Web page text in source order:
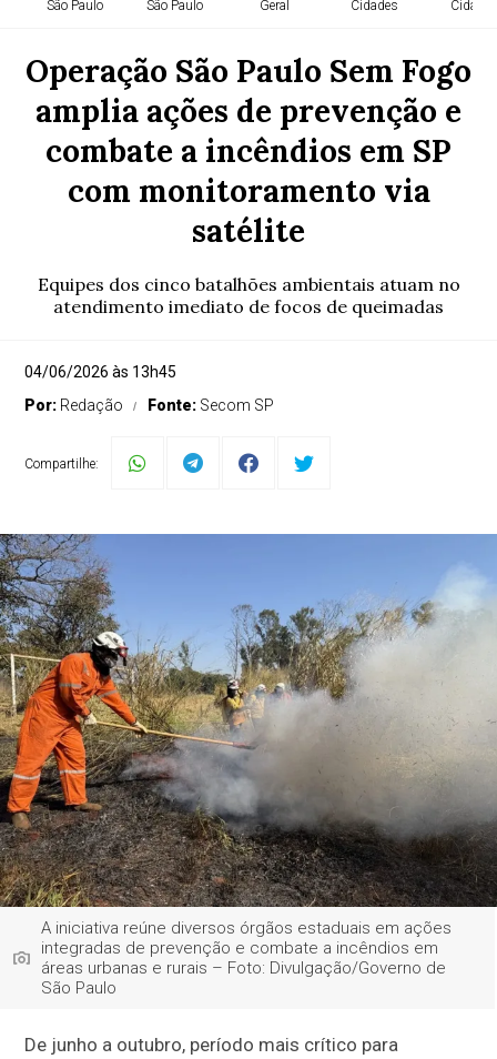
São Paulo São Paulo Geral Cidades Cidades
Operação São Paulo Sem Fogo
amplia ações de prevenção e
combate a incêndios em SP
com monitoramento via
satélite
Equipes dos cinco batalhões ambientais atuam no
atendimento imediato de focos de queimadas
04/06/2026 às 13h45
Por: Redação Fonte: Secom SP
Compartilhe:
A iniciativa reúne diversos órgãos estaduais em ações
integradas de prevenção e combate a incêndios em
áreas urbanas e rurais – Foto: Divulgação/Governo de
São Paulo
De junho a outubro, período mais crítico para